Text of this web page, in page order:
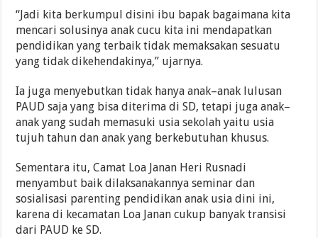
“Jadi kita berkumpul disini ibu bapak bagaimana kita
mencari solusinya anak cucu kita ini mendapatkan
pendidikan yang terbaik tidak memaksakan sesuatu
yang tidak dikehendakinya,” ujarnya.
Ia juga menyebutkan tidak hanya anak–anak lulusan
PAUD saja yang bisa diterima di SD, tetapi juga anak–
anak yang sudah memasuki usia sekolah yaitu usia
tujuh tahun dan anak yang berkebutuhan khusus.
Sementara itu, Camat Loa Janan Heri Rusnadi
menyambut baik dilaksanakannya seminar dan
sosialisasi parenting pendidikan anak usia dini ini,
karena di kecamatan Loa Janan cukup banyak transisi
dari PAUD ke SD.